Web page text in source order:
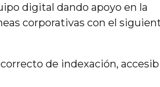
digital dando apoyo en la
corporativas con el
de indexación,